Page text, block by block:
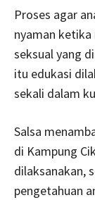
Proses agar
nyaman
seksual yang
itu edukasi
sekali dalam
Salsa
di Kampung
dilaksanakan,
pengetahuan